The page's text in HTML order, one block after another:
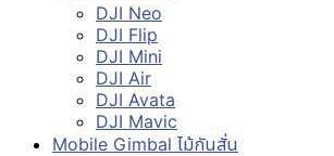
DJI Neo
DJI Flip
DJI Mini
DJI Air
DJI Avata
DJI Mavic
Mobile Gimbal ไม้กันสั่น